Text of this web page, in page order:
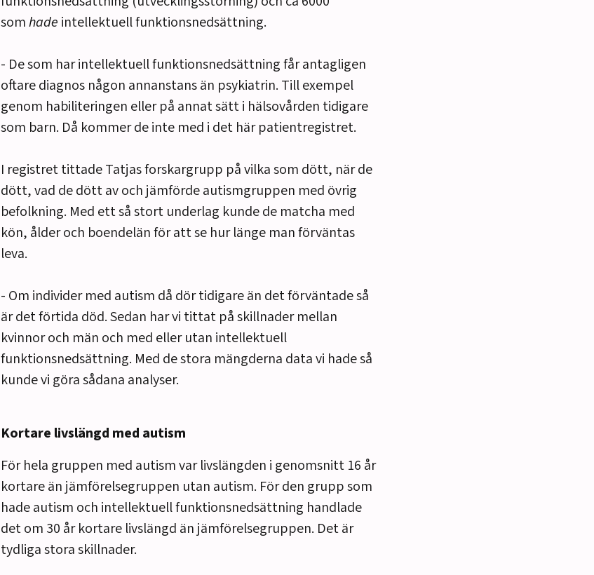
somhade intellektuell funktionsnedsättning.
- De som har intellektuell funktionsnedsättning får antagligen
oftare diagnos någon annanstans än psykiatrin. Till exempel
genom habiliteringen eller på annat sätt i hälsovården tidigare
som barn. Då kommer de inte med i det här patientregistret.
I registret tittade Tatjas forskargrupp på vilka som dött, när de
dött, vad de dött av och jämförde autismgruppen med övrig
befolkning. Med ett så stort underlag kunde de matcha med
kön, ålder och boendelän för att se hur länge man förväntas
leva.
- Om individer med autism då dör tidigare än det förväntade så
är det förtida död. Sedan har vi tittat på skillnader mellan
kvinnor och män och med eller utan intellektuell
funktionsnedsättning. Med de stora mängderna data vi hade så
kunde vi göra sådana analyser.
Kortare livslängd med autism
För hela gruppen med autism var livslängden i genomsnitt 16 år
kortare än jämförelsegruppen utan autism. För den grupp som
hade autism och intellektuell funktionsnedsättning handlade
det om 30 år kortare livslängd än jämförelsegruppen. Det är
tydliga stora skillnader.